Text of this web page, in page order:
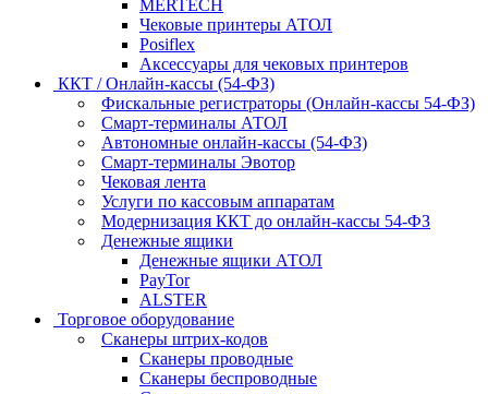
MERTECH
Чековые принтеры АТОЛ
Posiflex
Аксессуары для чековых принтеров
ККТ / Онлайн-кассы (54-ФЗ)
Фискальные регистраторы (Онлайн-кассы 54-ФЗ)
Смарт-терминалы АТОЛ
Автономные онлайн-кассы (54-ФЗ)
Смарт-терминалы Эвотор
Чековая лента
Услуги по кассовым аппаратам
Модернизация ККТ до онлайн-кассы 54-ФЗ
Денежные ящики
Денежные ящики АТОЛ
PayTor
ALSTER
Торговое оборудование
Сканеры штрих-кодов
Сканеры проводные
Сканеры беспроводные